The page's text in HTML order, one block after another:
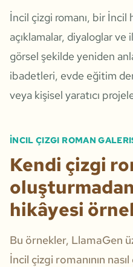
İncil çizgi romanı, bir İncil
açıklamalar, diyaloglar ve
görsel şekilde yeniden
ibadetleri, evde eğitim
veya kişisel yaratıcı
İNCIL ÇIZGI ROMAN
Kendi çizgi
hikâyesi
Bu örnekler, LlamaGen
İncil çizgi romanının